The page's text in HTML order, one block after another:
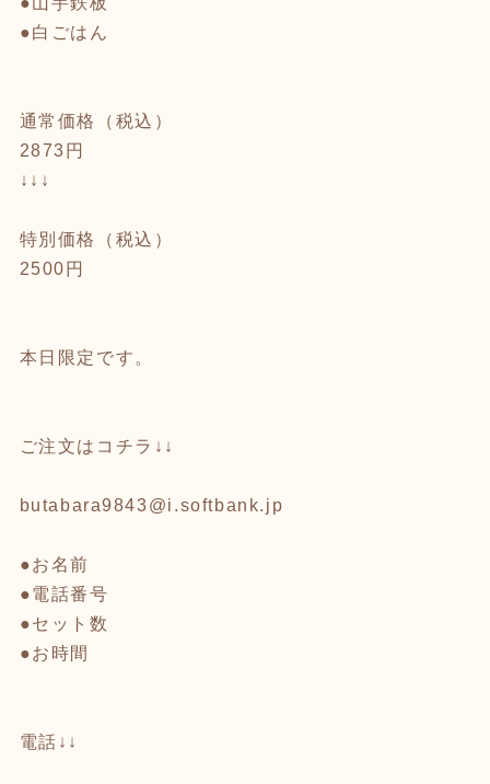
●白ごはん
通常価格（税込）
2873円
↓↓↓
特別価格（税込）
2500円
本日限定です。
ご注文はコチラ↓↓
butabara9843@i.softbank.jp
●お名前
●電話番号
●セット数
●お時間
電話↓↓